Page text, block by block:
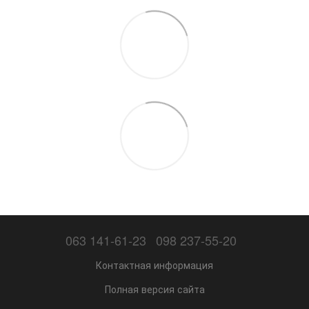
063 141-61-23 098 237-55-20
Контактная информация
Полная версия сайта